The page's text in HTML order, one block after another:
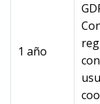
1 año